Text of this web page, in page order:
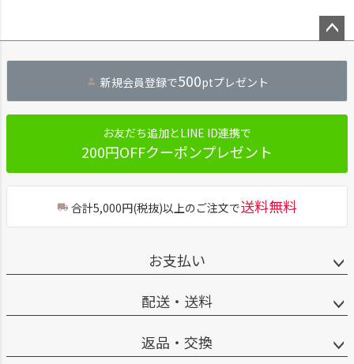
へ
新規会員登録で500ptプレゼント
お友だち追加とLINE ID連携で
200円OFFクーポンプレゼント
合計5,000円(税抜)以上のご注文で送料無料
お支払い
配送・送料
返品・交換